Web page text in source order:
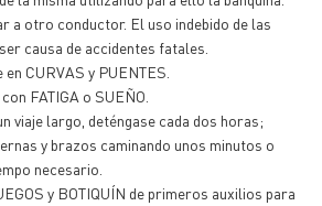
a otro conductor. El uso indebido de las
causa de accidentes fatales.
CURVAS y PUENTES.
FATIGA o SUEÑO.
viaje largo, deténgase cada dos horas;
y brazos caminando unos minutos o
necesario.
y BOTIQUÍN de primeros auxilios para